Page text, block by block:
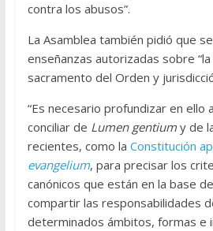
contra los abusos”.
La Asamblea también pidió que
enseñanzas autorizadas sobre
sacramento del Orden y
“Es necesario profundizar en ello
conciliar de Lumen gentiumy de
recientes, como la Constitución
evangelium, para precisar los
canónicos que están en la base
compartir las responsabilidades
determinados ámbitos, formas e